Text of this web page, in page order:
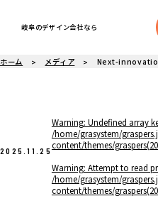
岐阜のデザイン会社なら
ホーム メディア Next-
2025.11.25
Warning: Undefined array
/home/grasystem/
content/themes/
Warning: Attempt to read
/home/grasystem/
content/themes/